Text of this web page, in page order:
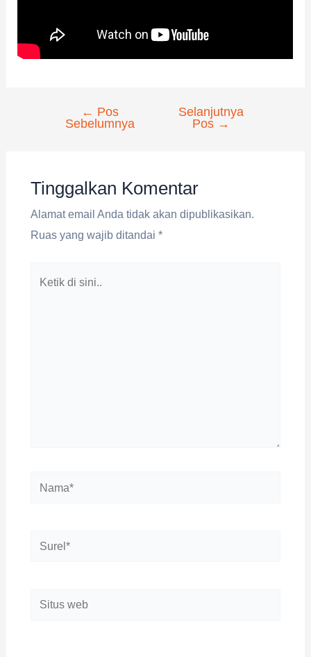
Navigasi← Pos
Sebelumnya
Selanjutnya
Pos →
Tinggalkan Komentar
Alamat email Anda tidak akan dipublikasikan.
Ruas yang wajib ditandai *
Nama*
Surel*
Situs